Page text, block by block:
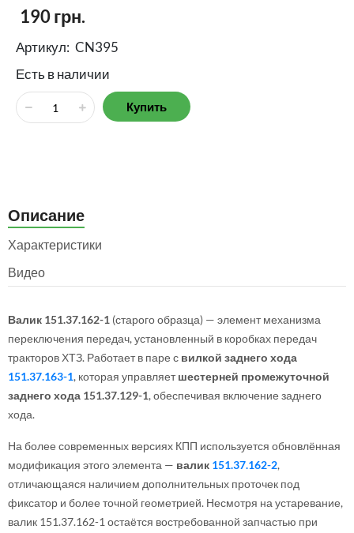
190грн.
Артикул: CN395
Есть в наличии
Купить
Описание
Характеристики
Видео
Валик 151.37.162-1 (старого образца) — элемент механизма
переключения передач, установленный в коробках передач
тракторов ХТЗ. Работает в паре с вилкой заднего хода
151.37.163-1, которая управляетшестерней промежуточной
заднего хода 151.37.129-1, обеспечивая включение заднего
хода.
На более современных версиях КПП используется обновлённая
модификация этого элемента — валик 151.37.162-2,
отличающаяся наличием дополнительных проточек под
фиксатор и более точной геометрией. Несмотря на устаревание,
валик 151.37.162-1 остаётся востребованной запчастью при